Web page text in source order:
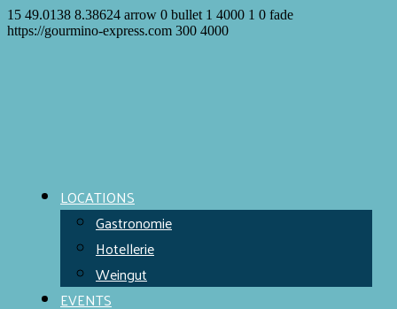
15 49.0138 8.38624 arrow 0 bullet 1 4000 1 0 fade
https://gourmino-express.com 300 4000
LOCATIONS
Gastronomie
Hotellerie
Weingut
EVENTS